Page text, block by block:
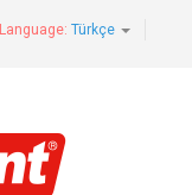
Language: Türkçe